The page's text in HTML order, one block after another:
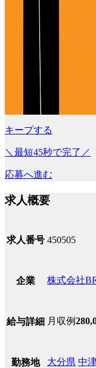
キープする
＼最短45秒で完了／
応募へ進む
求人概要
求人番号 450505
企業 株式会社
給与詳細 月収例
勤務地 大分県 中